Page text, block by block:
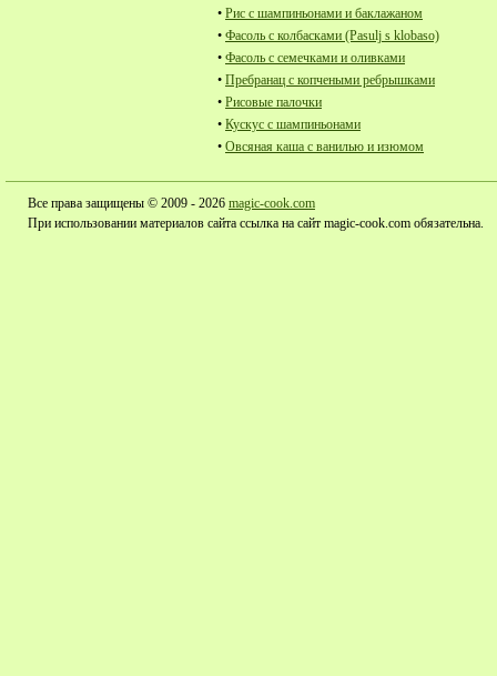
• Рис с шампиньонами и баклажаном
• Фасоль с колбасками (Pasulj s klobaso)
• Фасоль с семечками и оливками
• Пребранац с копчеными ребрышками
• Рисовые палочки
• Кускус с шампиньонами
• Овсяная каша с ванилью и изюмом
Все права защищены © 2009 - 2026 magic-cook.com
При использовании материалов сайта ссылка на сайт magic-cook.com обязательна.